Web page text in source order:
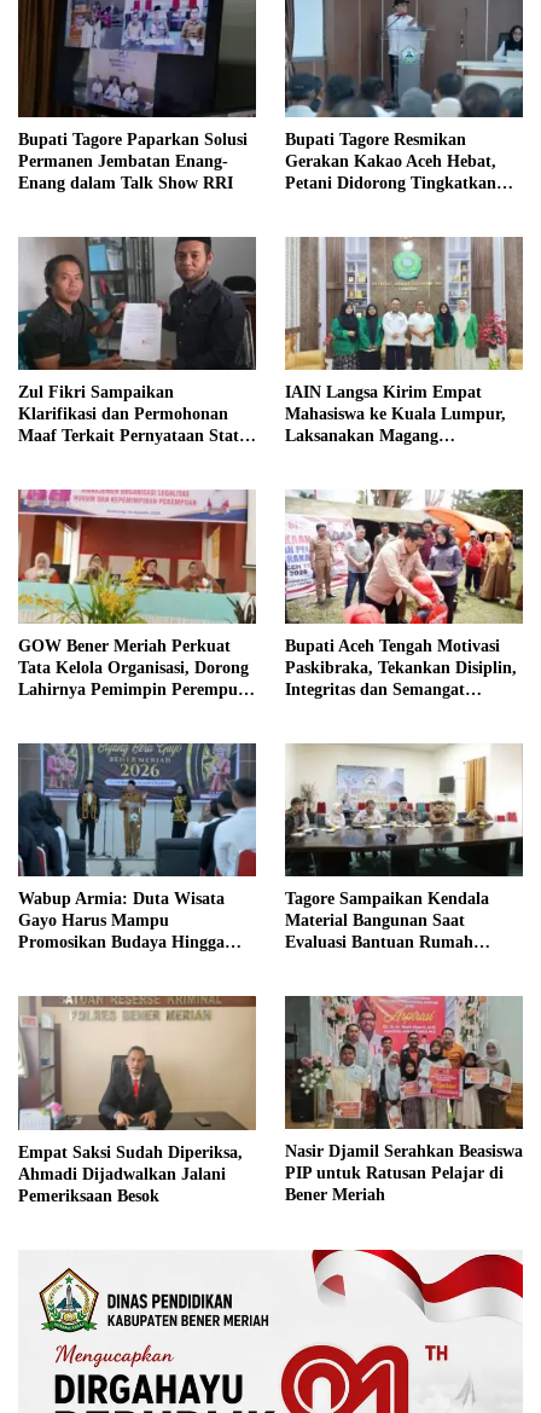
Bupati Tagore Paparkan Solusi
Permanen Jembatan Enang-
Enang dalam Talk Show RRI
Bupati Tagore Resmikan
Gerakan Kakao Aceh Hebat,
Petani Didorong Tingkatkan
Zul Fikri Sampaikan
Klarifikasi dan Permohonan
Maaf Terkait Pernyataan Status
IAIN Langsa Kirim Empat
Mahasiswa ke Kuala Lumpur,
Laksanakan Magang
GOW Bener Meriah Perkuat
Tata Kelola Organisasi, Dorong
Lahirnya Pemimpin Perempuan
Bupati Aceh Tengah Motivasi
Paskibraka, Tekankan Disiplin,
Integritas dan Semangat
Wabup Armia: Duta Wisata
Gayo Harus Mampu
Promosikan Budaya Hingga
Tagore Sampaikan Kendala
Material Bangunan Saat
Evaluasi Bantuan Rumah
Empat Saksi Sudah Diperiksa,
Ahmadi Dijadwalkan Jalani
Pemeriksaan Besok
Nasir Djamil Serahkan Beasiswa
PIP untuk Ratusan Pelajar di
Bener Meriah